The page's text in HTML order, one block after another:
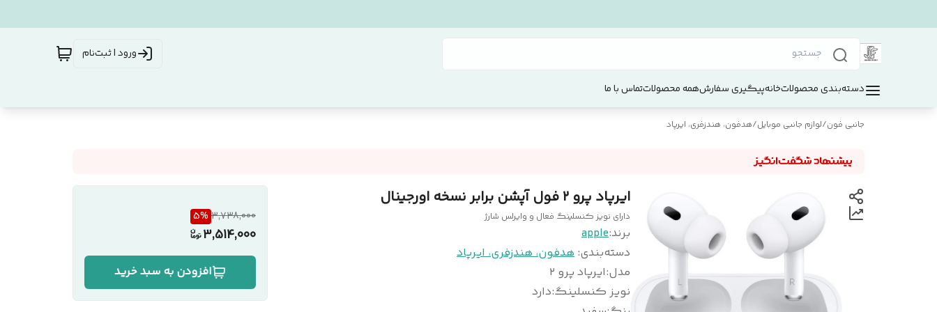
ورود | ثبت‌نام
دسته‌بندی محصولاتخانهپیگیری سفارشهمه محصولاتتماس با ما
جانبی فون/لوازم جانبی موبایل/هدفون، هندزفری، ایرپاد
ایرپاد پرو ۲ فول آپشن برابر نسخه اورجینال
دارای نویز کنسلینگ فعال و وایرلس شارژ
برند:apple
دسته‌بندی: هدفون، هندزفری، ایرپاد
مدل:ایرپاد پرو ۲
نویز کنسلینگ:دارد
3,738,000
5%
3,514,000
افزودن به سبد خرید